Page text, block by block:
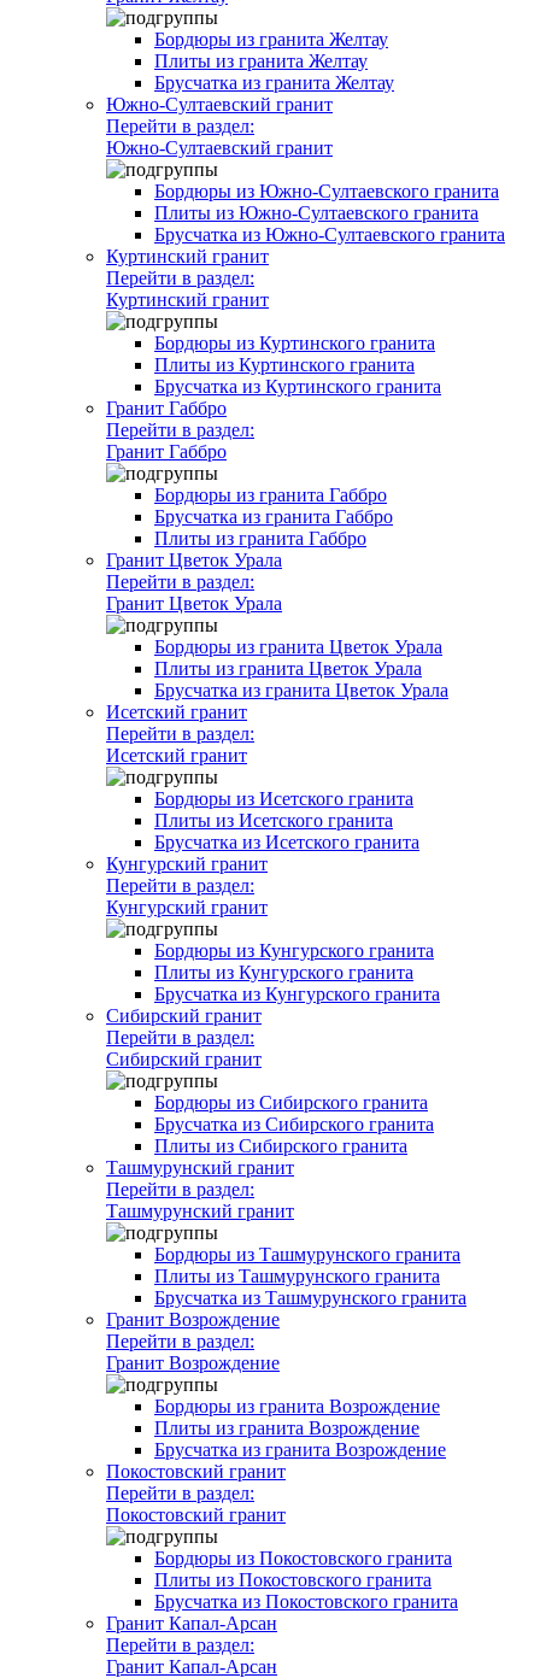
Бордюры из гранита Желтау
Плиты из гранита Желтау
Брусчатка из гранита Желтау
Южно-Султаевский гранит
Перейти в раздел:
Южно-Султаевский гранит
Бордюры из Южно-Султаевского гранита
Плиты из Южно-Султаевского гранита
Брусчатка из Южно-Султаевского гранита
Куртинский гранит
Перейти в раздел:
Куртинский гранит
Бордюры из Куртинского гранита
Плиты из Куртинского гранита
Брусчатка из Куртинского гранита
Гранит Габбро
Перейти в раздел:
Гранит Габбро
Бордюры из гранита Габбро
Брусчатка из гранита Габбро
Плиты из гранита Габбро
Гранит Цветок Урала
Перейти в раздел:
Гранит Цветок Урала
Бордюры из гранита Цветок Урала
Плиты из гранита Цветок Урала
Брусчатка из гранита Цветок Урала
Исетский гранит
Перейти в раздел:
Исетский гранит
Бордюры из Исетского гранита
Плиты из Исетского гранита
Брусчатка из Исетского гранита
Кунгурский гранит
Перейти в раздел:
Кунгурский гранит
Бордюры из Кунгурского гранита
Плиты из Кунгурского гранита
Брусчатка из Кунгурского гранита
Сибирский гранит
Перейти в раздел:
Сибирский гранит
Бордюры из Сибирского гранита
Брусчатка из Сибирского гранита
Плиты из Сибирского гранита
Ташмурунский гранит
Перейти в раздел:
Ташмурунский гранит
Бордюры из Ташмурунского гранита
Плиты из Ташмурунского гранита
Брусчатка из Ташмурунского гранита
Гранит Возрождение
Перейти в раздел:
Гранит Возрождение
Бордюры из гранита Возрождение
Плиты из гранита Возрождение
Брусчатка из гранита Возрождение
Покостовский гранит
Перейти в раздел:
Покостовский гранит
Бордюры из Покостовского гранита
Плиты из Покостовского гранита
Брусчатка из Покостовского гранита
Гранит Капал-Арсан
Перейти в раздел:
Гранит Капал-Арсан